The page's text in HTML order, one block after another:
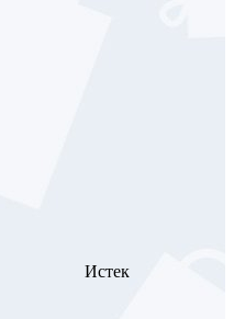
Истек